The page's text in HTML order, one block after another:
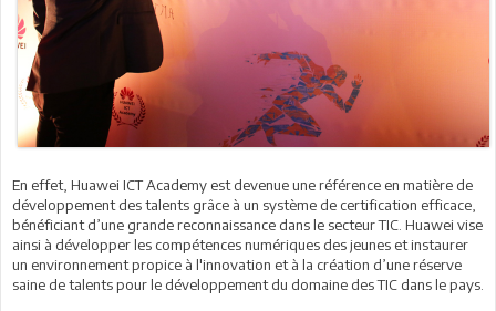
En effet, Huawei ICT Academy est devenue une référence en matière de
développement des talents grâce à un système de certification efficace,
bénéficiant d’une grande reconnaissance dans le secteur TIC. Huawei vise
ainsi à développer les compétences numériques des jeunes et instaurer
un environnement propice à l'innovation et à la création d’une réserve
saine de talents pour le développement du domaine des TIC dans le pays.